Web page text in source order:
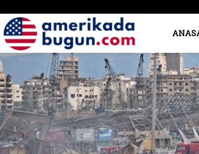
Amerika’da
Bugün